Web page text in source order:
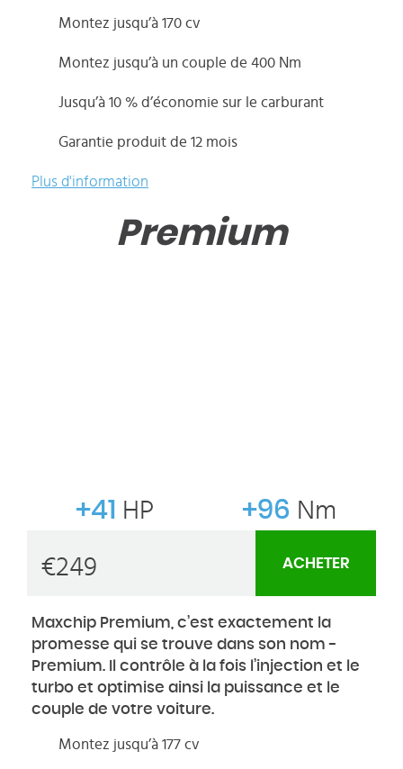
Montez jusqu’à 170 cv
Montez jusqu’à un couple de 400 Nm
Jusqu’à 10 % d’économie sur le carburant
Garantie produit de 12 mois
Plus d'information
Premium
+41 HP +96 Nm
€249 ACHETER
Maxchip Premium, c’est exactement la
promesse qui se trouve dans son nom -
Premium. Il contrôle à la fois l’injection et le
turbo et optimise ainsi la puissance et le
couple de votre voiture.
Montez jusqu’à 177 cv